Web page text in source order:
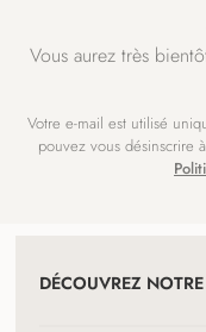
Vous aurez très
Votre e-mail est utilisé
pouvez vous désinscrire
DÉCOUVREZ